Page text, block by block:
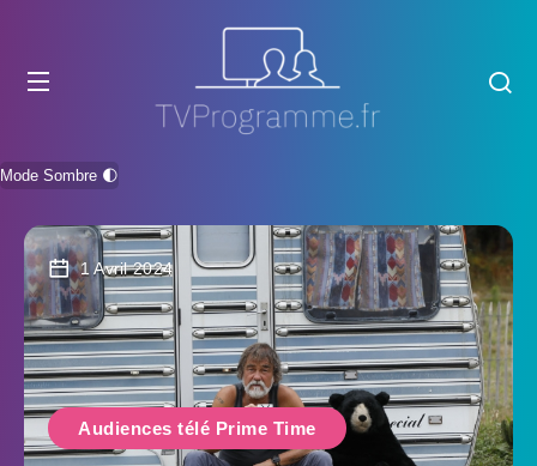
Mode Sombre 🌓
1 Avril 2024
Audiences télé Prime Time